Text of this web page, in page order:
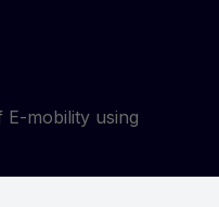
mobility using